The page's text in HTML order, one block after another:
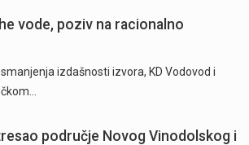
vode, poziv na racionalno
izdašnosti izvora, KD Vodovod i
područje Novog Vinodolskog i